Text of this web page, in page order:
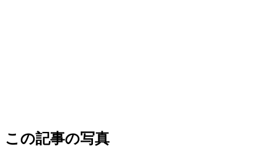
この記事の写真